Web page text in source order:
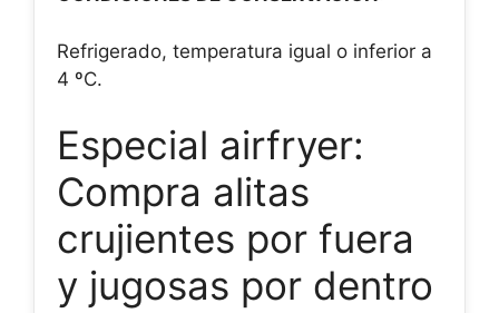
Refrigerado, temperatura igual o inferior a
4 ºC.
Especial airfryer:
Compra alitas
crujientes por fuera
y jugosas por dentro